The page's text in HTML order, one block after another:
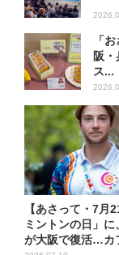
「
阪
ス...
【あさって・7月
ミントンの日」
が大阪で復活…カ